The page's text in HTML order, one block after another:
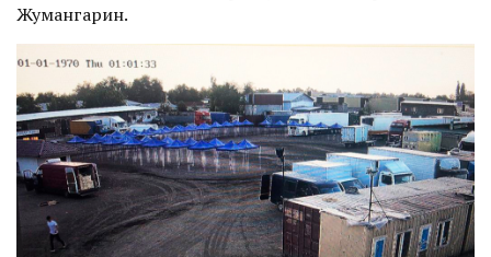
Жумангарин.